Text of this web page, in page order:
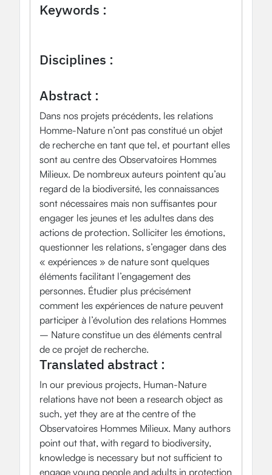
Keywords :
Disciplines :
Abstract :
Dans nos projets précédents, les relations
Homme-Nature n’ont pas constitué un objet
de recherche en tant que tel, et pourtant elles
sont au centre des Observatoires Hommes
Milieux. De nombreux auteurs pointent qu’au
regard de la biodiversité, les connaissances
sont nécessaires mais non suffisantes pour
engager les jeunes et les adultes dans des
actions de protection. Solliciter les émotions,
questionner les relations, s’engager dans des
« expériences » de nature sont quelques
éléments facilitant l’engagement des
personnes. Étudier plus précisément
comment les expériences de nature peuvent
participer à l’évolution des relations Hommes
– Nature constitue un des éléments central
de ce projet de recherche.
Translated abstract :
In our previous projects, Human-Nature
relations have not been a research object as
such, yet they are at the centre of the
Observatoires Hommes Milieux. Many authors
point out that, with regard to biodiversity,
knowledge is necessary but not sufficient to
engage young people and adults in protection